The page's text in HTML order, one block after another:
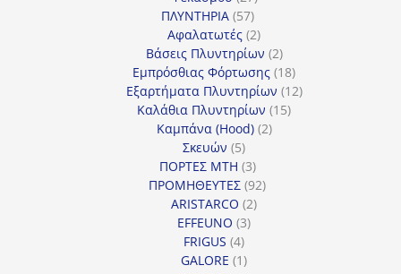
προϊόντα
ΠΛΥΝΤΗΡΙΑ 5757
προϊόντα
Αφαλατωτές 22
προϊόντα
Βάσεις Πλυντηρίων 22
προϊόντα
Εμπρόσθιας Φόρτωσης 1818
προϊόντα
Εξαρτήματα Πλυντηρίων 1212
Καλάθια Πλυντηρίων 1515
Καμπάνα (Hood) 22
Σκευών 55
προϊόντα
ΠΟΡΤΕΣ MTH 33
προϊόντα
ΠΡΟΜΗΘΕΥΤΕΣ 9292
ARISTARCO 22
EFFEUNO 33
FRIGUS 44
προϊόντα
GALORE 11